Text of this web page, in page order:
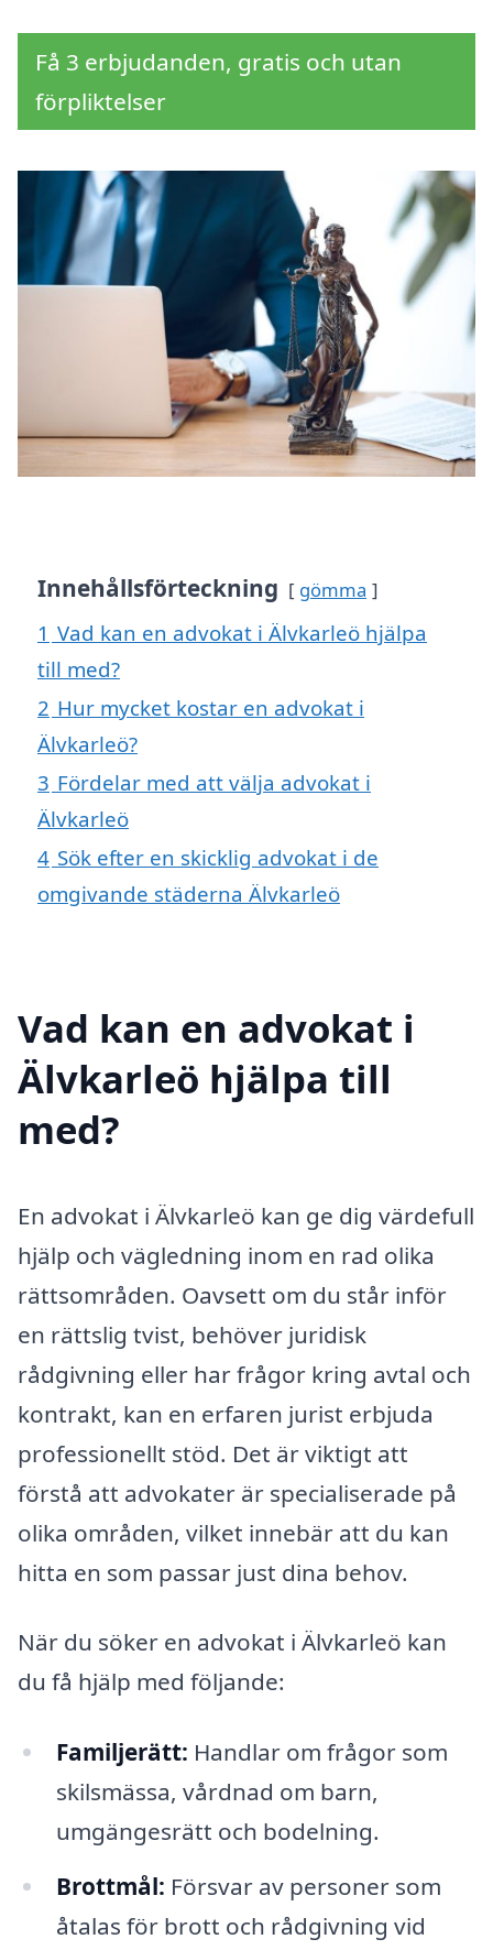
Få 3 erbjudanden, gratis och utan
förpliktelser
Innehållsförteckning gömma
1 Vad kan en advokat i Älvkarleö hjälpa
till med?
2 Hur mycket kostar en advokat i
Älvkarleö?
3 Fördelar med att välja advokat i
Älvkarleö
4 Sök efter en skicklig advokat i de
omgivande städerna Älvkarleö
Vad kan en advokat i
Älvkarleö hjälpa till
med?
En advokat i Älvkarleö kan ge dig värdefull
hjälp och vägledning inom en rad olika
rättsområden. Oavsett om du står inför
en rättslig tvist, behöver juridisk
rådgivning eller har frågor kring avtal och
kontrakt, kan en erfaren jurist erbjuda
professionellt stöd. Det är viktigt att
förstå att advokater är specialiserade på
olika områden, vilket innebär att du kan
hitta en som passar just dina behov.
När du söker en advokat i Älvkarleö kan
du få hjälp med följande:
Familjerätt: Handlar om frågor som
skilsmässa, vårdnad om barn,
umgängesrätt och bodelning.
Brottmål: Försvar av personer som
åtalas för brott och rådgivning vid